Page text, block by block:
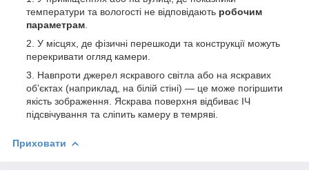
температури та вологості не відповідають робочим
параметрам
У місцях, де фізичні перешкоди та конструкції можуть
перекривати огляд камери.
Навпроти джерел яскравого світла або на яскравих
обʼєктах (наприклад, на білій стіні) — це може погіршити
якість зображення. Яскрава поверхня відбиває ІЧ
підсвічування та сліпить камеру в темряві.
Приховати